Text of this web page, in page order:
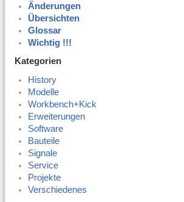
Änderungen
Übersichten
Glossar
Wichtig !!!
Kategorien
History
Modelle
Workbench+Kick
Erweiterungen
Software
Bauteile
Signale
Service
Projekte
Verschiedenes